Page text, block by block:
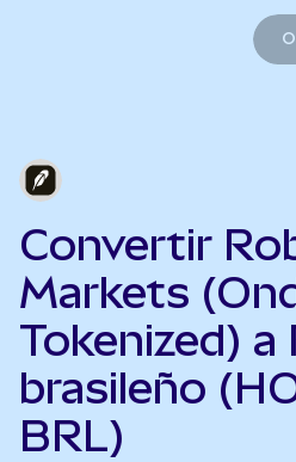
Convertir
Markets
Tokenized) a
brasileño
BRL)